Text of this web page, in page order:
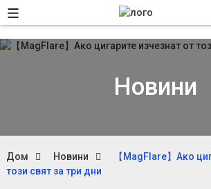
Новини
Дом Новини
【MagFlare】Ако
този свят за три дни